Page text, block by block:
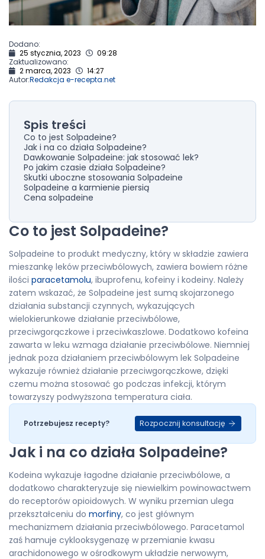
Dodano:
25 stycznia, 2023
09:28
Zaktualizowano:
2 marca, 2023
14:27
Autor:Redakcja e-recepta.net
Spis treści
Co to jest Solpadeine?
Jak i na co działa Solpadeine?
Dawkowanie Solpadeine: jak stosować lek?
Po jakim czasie działa Solpadeine?
Skutki uboczne stosowania Solpadeine
Solpadeine a karmienie piersią
Cena solpadeine
Co to jest Solpadeine?
Solpadeine to produkt medyczny, który w składzie zawiera
mieszankę leków przeciwbólowych, zawiera bowiem różne
ilości paracetamolu, ibuprofenu, kofeiny i kodeiny. Należy
zatem wskazać, że Solpadeine jest sumą skojarzonego
działania substancji czynnych, wykazujących
wielokierunkowe działanie przeciwbólowe,
przeciwgorączkowe i przeciwkaszlowe. Dodatkowo kofeina
zawarta w leku wzmaga działanie przeciwbólowe. Niemniej
jednak poza działaniem przeciwbólowym lek Solpadeine
wykazuje również działanie przeciwgorączkowe, dzięki
czemu można stosować go podczas infekcji, którym
towarzyszy podwyższona temperatura ciała.
Potrzebujesz recepty? Rozpocznij konsultację
Jak i na co działa Solpadeine?
Kodeina wykazuje łagodne działanie przeciwbólowe, a
dodatkowo charakteryzuje się niewielkim powinowactwem
do receptorów opioidowych. W wyniku przemian ulega
przekształceniu do morfiny, co jest głównym
mechanizmem działania przeciwbólowego. Paracetamol
zaś hamuje cyklooksygenazę w przemianie kwasu
arachidonowego w ośrodkowym układzie nerwowym,